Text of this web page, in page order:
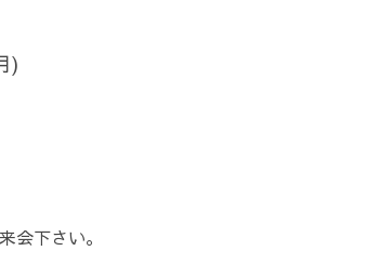
)
会下さい。